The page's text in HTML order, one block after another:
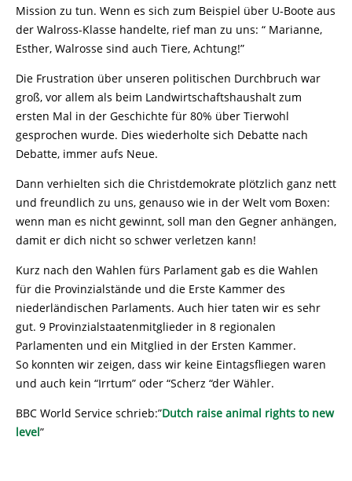
Mission zu tun. Wenn es sich zum Beispiel über U-Boote aus
der Walross-Klasse handelte, rief man zu uns: “ Marianne,
Esther, Walrosse sind auch Tiere, Achtung!”
Die Frustration über unseren politischen Durchbruch war
groß, vor allem als beim Landwirtschaftshaushalt zum
ersten Mal in der Geschichte für 80% über Tierwohl
gesprochen wurde. Dies wiederholte sich Debatte nach
Debatte, immer aufs Neue.
Dann verhielten sich die Christdemokrate plötzlich ganz nett
und freundlich zu uns, genauso wie in der Welt vom Boxen:
wenn man es nicht gewinnt, soll man den Gegner anhängen,
damit er dich nicht so schwer verletzen kann!
Kurz nach den Wahlen fürs Parlament gab es die Wahlen
für die Provinzialstände und die Erste Kammer des
niederländischen Parlaments. Auch hier taten wir es sehr
gut. 9 Provinzialstaatenmitglieder in 8 regionalen
Parlamenten und ein Mitglied in der Ersten Kammer.
So konnten wir zeigen, dass wir keine Eintagsfliegen waren
und auch kein “Irrtum” oder “Scherz “der Wähler.
BBC World Service schrieb:”Dutch raise animal rights to new
level”